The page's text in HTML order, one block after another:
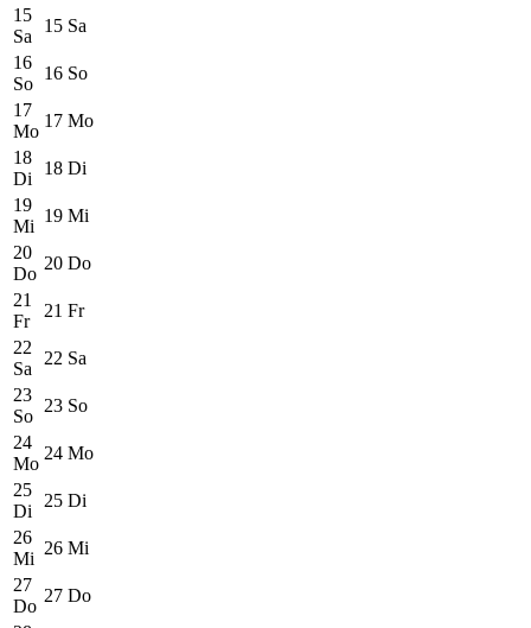
15
Sa
15 Sa
16
So
16 So
17
Mo
17 Mo
18
Di
18 Di
19
Mi
19 Mi
20
Do
20 Do
21
Fr
21 Fr
22
Sa
22 Sa
23
So
23 So
24
Mo
24 Mo
25
Di
25 Di
26
Mi
26 Mi
27
Do
27 Do